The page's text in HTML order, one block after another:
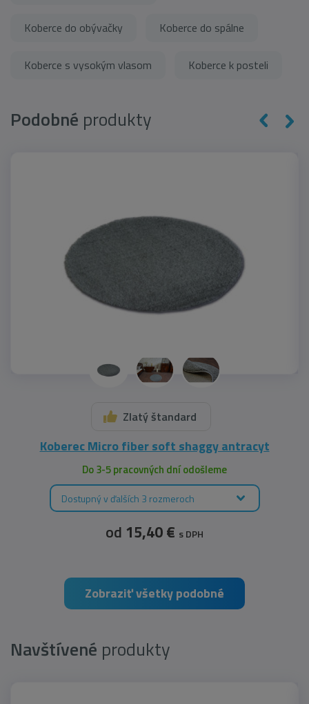
Koberce do obývačky Koberce do spálne
Koberce s vysokým vlasom Koberce k posteli
Podobné produkty
Zlatý štandard
Koberec Micro fiber soft shaggy antracyt
Do 3-5 pracovných dní odošleme
Dostupný v ďalších 3 rozmeroch
od 15,40 € s DPH
Zobraziť všetky podobné
Navštívené produkty